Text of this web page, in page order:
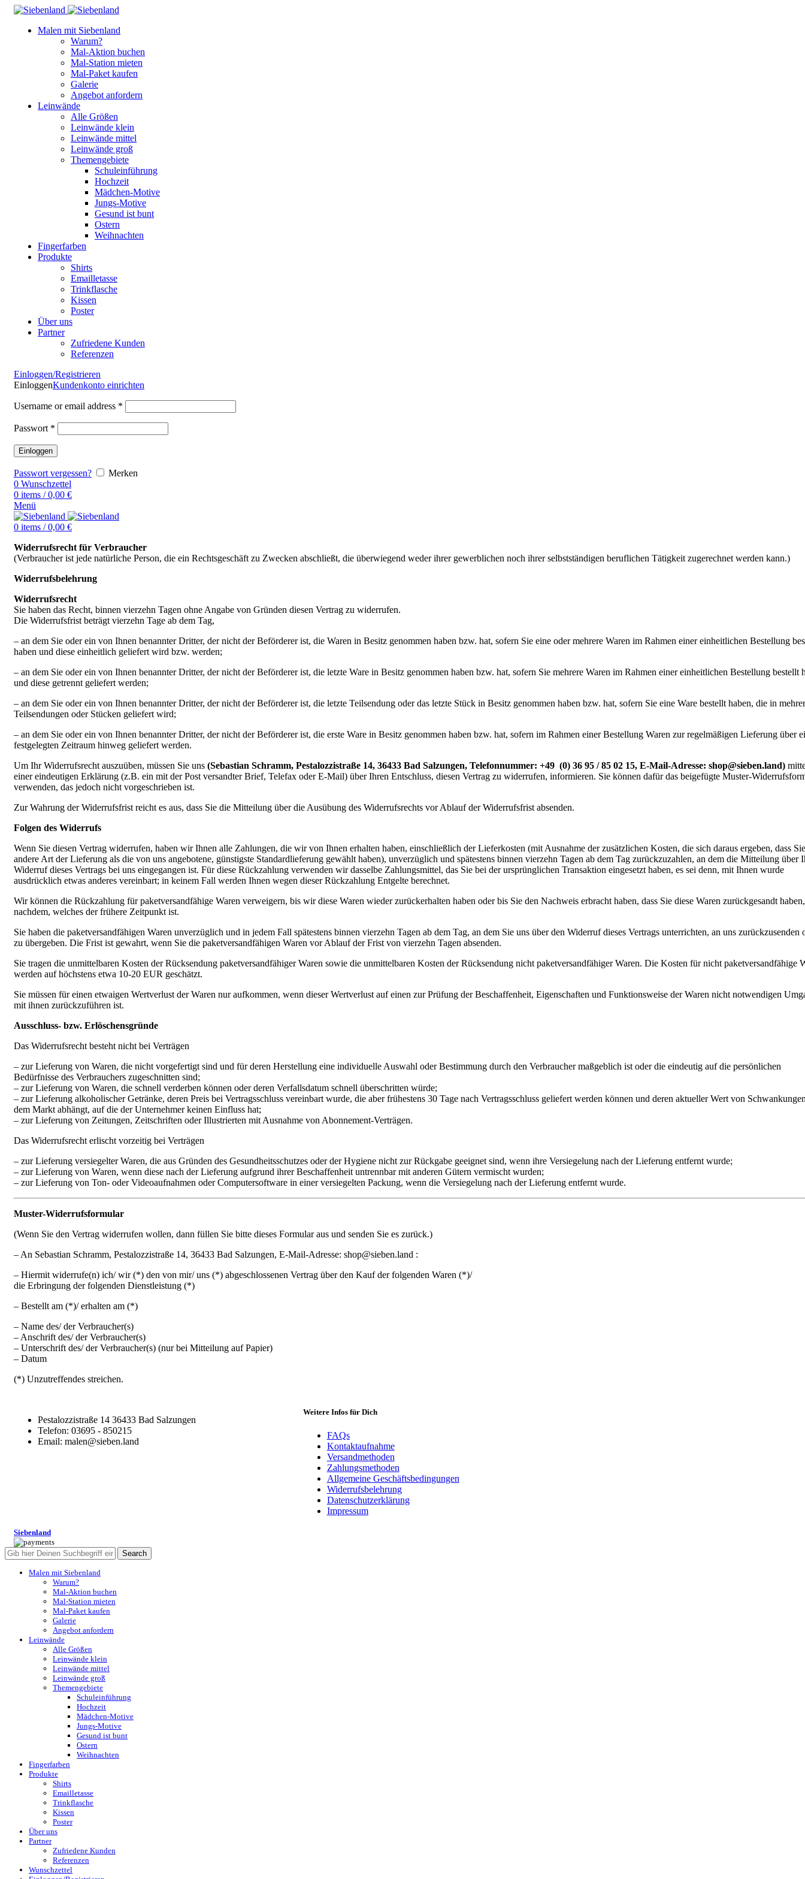
Malen mit Siebenland
Warum?
Mal-Aktion buchen
Mal-Station mieten
Mal-Paket kaufen
Galerie
Angebot anfordern
Leinwände
Alle Größen
Leinwände klein
Leinwände mittel
Leinwände groß
Themengebiete
Schuleinführung
Hochzeit
Mädchen-Motive
Jungs-Motive
Gesund ist bunt
Ostern
Weihnachten
Fingerfarben
Produkte
Shirts
Emailletasse
Trinkflasche
Kissen
Poster
Über uns
Partner
Zufriedene Kunden
Referenzen
Einloggen/Registrieren
EinloggenKundenkonto einrichten
Username or email address *
Passwort *
Einloggen
Passwort vergessen?
Merken
0 Wunschzettel
0 items / 0,00 €
Menü
0 items / 0,00 €
Widerrufsrecht für Verbraucher
(Verbraucher ist jede natürliche Person, die ein Rechtsgeschäft zu Zwecken abschließt, die überwiegend weder ihrer gewerblichen noch ihrer selbstständigen beruflichen Tätigkeit zugerechnet werden kann.)
Widerrufsbelehrung
Widerrufsrecht
Sie haben das Recht, binnen vierzehn Tagen ohne Angabe von Gründen diesen Vertrag zu widerrufen.
Die Widerrufsfrist beträgt vierzehn Tage ab dem Tag,
– an dem Sie oder ein von Ihnen benannter Dritter, der nicht der Beförderer ist, die Waren in Besitz genommen haben bzw. hat, sofern Sie eine oder mehrere Waren im Rahmen einer einheitlichen Bestellung
haben und diese einheitlich geliefert wird bzw. werden;
– an dem Sie oder ein von Ihnen benannter Dritter, der nicht der Beförderer ist, die letzte Ware in Besitz genommen haben bzw. hat, sofern Sie mehrere Waren im Rahmen einer einheitlichen Bestellung bestellt
und diese getrennt geliefert werden;
– an dem Sie oder ein von Ihnen benannter Dritter, der nicht der Beförderer ist, die letzte Teilsendung oder das letzte Stück in Besitz genommen haben bzw. hat, sofern Sie eine Ware bestellt haben, die in
Teilsendungen oder Stücken geliefert wird;
– an dem Sie oder ein von Ihnen benannter Dritter, der nicht der Beförderer ist, die erste Ware in Besitz genommen haben bzw. hat, sofern im Rahmen einer Bestellung Waren zur regelmäßigen Lieferung über
festgelegten Zeitraum hinweg geliefert werden.
Um Ihr Widerrufsrecht auszuüben, müssen Sie uns (Sebastian Schramm, Pestalozzistraße 14, 36433 Bad Salzungen, Telefonnummer: +49 (0) 36 95 / 85 02 15, E-Mail-Adresse: shop@sieben.land)
einer eindeutigen Erklärung (z.B. ein mit der Post versandter Brief, Telefax oder E-Mail) über Ihren Entschluss, diesen Vertrag zu widerrufen, informieren. Sie können dafür das beigefügte Muster-
verwenden, das jedoch nicht vorgeschrieben ist.
Zur Wahrung der Widerrufsfrist reicht es aus, dass Sie die Mitteilung über die Ausübung des Widerrufsrechts vor Ablauf der Widerrufsfrist absenden.
Folgen des Widerrufs
Wenn Sie diesen Vertrag widerrufen, haben wir Ihnen alle Zahlungen, die wir von Ihnen erhalten haben, einschließlich der Lieferkosten (mit Ausnahme der zusätzlichen Kosten, die sich daraus ergeben, dass
andere Art der Lieferung als die von uns angebotene, günstigste Standardlieferung gewählt haben), unverzüglich und spätestens binnen vierzehn Tagen ab dem Tag zurückzuzahlen, an dem die Mitteilung über
Widerruf dieses Vertrags bei uns eingegangen ist. Für diese Rückzahlung verwenden wir dasselbe Zahlungsmittel, das Sie bei der ursprünglichen Transaktion eingesetzt haben, es sei denn, mit Ihnen wurde
ausdrücklich etwas anderes vereinbart; in keinem Fall werden Ihnen wegen dieser Rückzahlung Entgelte berechnet.
Wir können die Rückzahlung für paketversandfähige Waren verweigern, bis wir diese Waren wieder zurückerhalten haben oder bis Sie den Nachweis erbracht haben, dass Sie diese Waren zurückgesandt
nachdem, welches der frühere Zeitpunkt ist.
Sie haben die paketversandfähigen Waren unverzüglich und in jedem Fall spätestens binnen vierzehn Tagen ab dem Tag, an dem Sie uns über den Widerruf dieses Vertrags unterrichten, an uns zurückzusenden
zu übergeben. Die Frist ist gewahrt, wenn Sie die paketversandfähigen Waren vor Ablauf der Frist von vierzehn Tagen absenden.
Sie tragen die unmittelbaren Kosten der Rücksendung paketversandfähiger Waren sowie die unmittelbaren Kosten der Rücksendung nicht paketversandfähiger Waren. Die Kosten für nicht paketversandfähige
werden auf höchstens etwa 10-20 EUR geschätzt.
Sie müssen für einen etwaigen Wertverlust der Waren nur aufkommen, wenn dieser Wertverlust auf einen zur Prüfung der Beschaffenheit, Eigenschaften und Funktionsweise der Waren nicht notwendigen
mit ihnen zurückzuführen ist.
Ausschluss- bzw. Erlöschensgründe
Das Widerrufsrecht besteht nicht bei Verträgen
– zur Lieferung von Waren, die nicht vorgefertigt sind und für deren Herstellung eine individuelle Auswahl oder Bestimmung durch den Verbraucher maßgeblich ist oder die eindeutig auf die persönlichen
Bedürfnisse des Verbrauchers zugeschnitten sind;
– zur Lieferung von Waren, die schnell verderben können oder deren Verfallsdatum schnell überschritten würde;
– zur Lieferung alkoholischer Getränke, deren Preis bei Vertragsschluss vereinbart wurde, die aber frühestens 30 Tage nach Vertragsschluss geliefert werden können und deren aktueller Wert von
dem Markt abhängt, auf die der Unternehmer keinen Einfluss hat;
– zur Lieferung von Zeitungen, Zeitschriften oder Illustrierten mit Ausnahme von Abonnement-Verträgen.
Das Widerrufsrecht erlischt vorzeitig bei Verträgen
– zur Lieferung versiegelter Waren, die aus Gründen des Gesundheitsschutzes oder der Hygiene nicht zur Rückgabe geeignet sind, wenn ihre Versiegelung nach der Lieferung entfernt wurde;
– zur Lieferung von Waren, wenn diese nach der Lieferung aufgrund ihrer Beschaffenheit untrennbar mit anderen Gütern vermischt wurden;
– zur Lieferung von Ton- oder Videoaufnahmen oder Computersoftware in einer versiegelten Packung, wenn die Versiegelung nach der Lieferung entfernt wurde.
Muster-Widerrufsformular
(Wenn Sie den Vertrag widerrufen wollen, dann füllen Sie bitte dieses Formular aus und senden Sie es zurück.)
– An Sebastian Schramm, Pestalozzistraße 14, 36433 Bad Salzungen, E-Mail-Adresse: shop@sieben.land :
– Hiermit widerrufe(n) ich/ wir (*) den von mir/ uns (*) abgeschlossenen Vertrag über den Kauf der folgenden Waren (*)/
die Erbringung der folgenden Dienstleistung (*)
– Bestellt am (*)/ erhalten am (*)
– Name des/ der Verbraucher(s)
– Anschrift des/ der Verbraucher(s)
– Unterschrift des/ der Verbraucher(s) (nur bei Mitteilung auf Papier)
– Datum
(*) Unzutreffendes streichen.
Pestalozzistraße 14 36433 Bad Salzungen
Telefon: 03695 - 850215
Email: malen@sieben.land
Weitere Infos für Dich
FAQs
Kontaktaufnahme
Versandmethoden
Zahlungsmethoden
Allgemeine Geschäftsbedingungen
Widerrufsbelehrung
Datenschutzerklärung
Impressum
Siebenland
Search
Malen mit Siebenland
Warum?
Mal-Aktion buchen
Mal-Station mieten
Mal-Paket kaufen
Galerie
Angebot anfordern
Leinwände
Alle Größen
Leinwände klein
Leinwände mittel
Leinwände groß
Themengebiete
Schuleinführung
Hochzeit
Mädchen-Motive
Jungs-Motive
Gesund ist bunt
Ostern
Weihnachten
Fingerfarben
Produkte
Shirts
Emailletasse
Trinkflasche
Kissen
Poster
Über uns
Partner
Zufriedene Kunden
Referenzen
Wunschzettel